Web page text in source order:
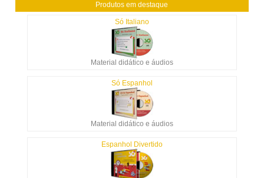
Produtos em destaque
Só Italiano
Material didático e áudios
Só Espanhol
Material didático e áudios
Espanhol Divertido